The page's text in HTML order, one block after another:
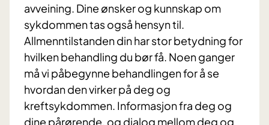
avveining. Dine ønsker og kunnskap om
sykdommen tas også hensyn til.
Allmenntilstanden din har stor betydning for
hvilken behandling du bør få. Noen ganger
må vi påbegynne behandlingen for å se
hvordan den virker på deg og
kreftsykdommen. Informasjon fra deg og
dine pårørende, og dialog mellom deg og